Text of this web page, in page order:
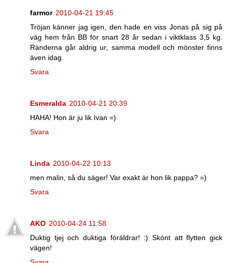
farmor 2010-04-21 19:45
Tröjan känner jag igen, den hade en viss Jonas på sig på
väg hem från BB för snart 28 år sedan i viktklass 3,5 kg.
Ränderna går aldrig ur, samma modell och mönster finns
även idag.
Svara
Esmeralda 2010-04-21 20:39
HAHA! Hon är ju lik Ivan =)
Svara
Linda 2010-04-22 10:13
men malin, så du säger! Var exakt är hon lik pappa? =)
Svara
AKO 2010-04-24 11:58
Duktig tjej och duktiga föräldrar! :) Skönt att flytten gick
vägen!